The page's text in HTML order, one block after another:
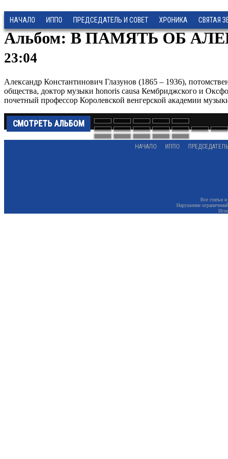
НАЧАЛО ИППО ПРЕДСЕДАТЕЛЬ И СОВЕТ ХРОНИКА СВЯТАЯ
Альбом: В ПАМЯТЬ ОБ
23:04
Александр Константинович Глазунов (1865 – 1936),
общества, доктор музыки honoris causa Кембриджского и
почетный профессор Королевской венгерской академии
СМОТРЕТЬ АЛЬБОМ
НАЧАЛО ИППО
Все статьи
Нарушение